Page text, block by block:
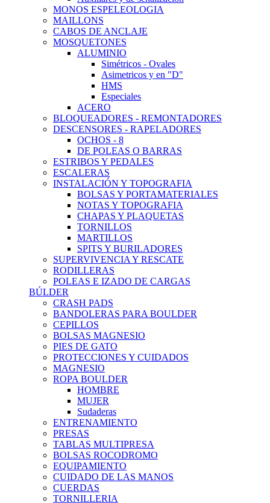
MONOS ESPELEOLOGIA
MAILLONS
CABOS DE ANCLAJE
MOSQUETONES
ALUMINIO
Simétricos - Ovales
Asimetricos y en "D"
HMS
Especiales
ACERO
BLOQUEADORES - REMONTADORES
DESCENSORES - RAPELADORES
OCHOS - 8
DE POLEAS O BARRAS
ESTRIBOS Y PEDALES
ESCALERAS
INSTALACIÓN Y TOPOGRAFIA
BOLSAS Y PORTAMATERIALES
NOTAS Y TOPOGRAFIA
CHAPAS Y PLAQUETAS
TORNILLOS
MARTILLOS
SPITS Y BURILADORES
SUPERVIVENCIA Y RESCATE
RODILLERAS
POLEAS E IZADO DE CARGAS
BÚLDER
CRASH PADS
BANDOLERAS PARA BOULDER
CEPILLOS
BOLSAS MAGNESIO
PIES DE GATO
PROTECCIONES Y CUIDADOS
MAGNESIO
ROPA BOULDER
HOMBRE
MUJER
Sudaderas
ENTRENAMIENTO
PRESAS
TABLAS MULTIPRESA
BOLSAS ROCODROMO
EQUIPAMIENTO
CUIDADO DE LAS MANOS
CUERDAS
TORNILLERIA